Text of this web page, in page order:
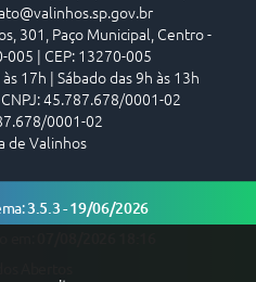
301, Paço Municipal, Centro -
005 | CEP: 13270-005
17h | Sábado das 9h às 13h
45.787.678/0001-02
0001-02
de Valinhos
3.5.3 - 19/06/2026